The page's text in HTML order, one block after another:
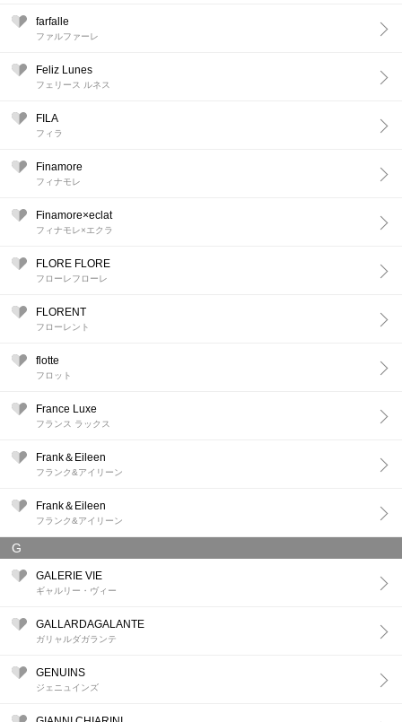
farfalle
ファルファーレ
Feliz Lunes
フェリース ルネス
FILA
フィラ
Finamore
フィナモレ
Finamore×eclat
フィナモレ×エクラ
FLORE FLORE
フローレフローレ
FLORENT
フローレント
flotte
フロット
France Luxe
フランス ラックス
Frank＆Eileen
フランク&アイリーン
Frank＆Eileen
フランク&アイリーン
G
GALERIE VIE
ギャルリー・ヴィー
GALLARDAGALANTE
ガリャルダガランテ
GENUINS
ジェニュインズ